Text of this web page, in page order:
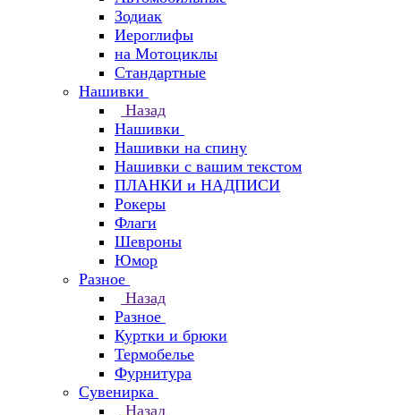
Зодиак
Иероглифы
на Мотоциклы
Стандартные
Нашивки
Назад
Нашивки
Нашивки на спину
Нашивки с вашим текстом
ПЛАНКИ и НАДПИСИ
Рокеры
Флаги
Шевроны
Юмор
Разное
Назад
Разное
Куртки и брюки
Термобелье
Фурнитура
Сувенирка
Назад